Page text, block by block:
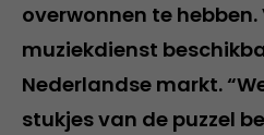
overwonnen te hebben.
muziekdienst
Nederlandse markt.
stukjes van de puzzel